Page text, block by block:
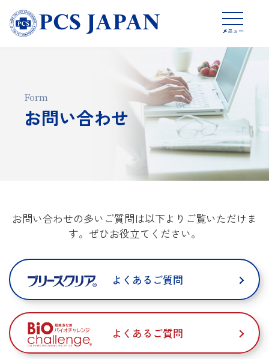
メニュー
製品情報
注文書・製品画像
SDS請求フォーム
お問い合わせ
オンラインショップ
Form
お問い合わせ
お問い合わせの多いご質問は以下よりご覧いただけま
す。ぜひお役立てください。
よくあるご質問
よくあるご質問